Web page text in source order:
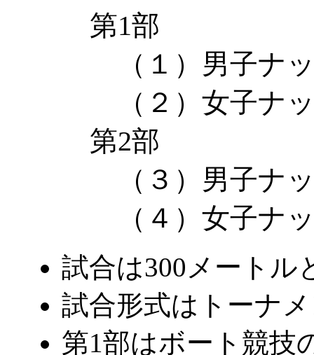
第1部
（１）男子ナッ
（２）女子ナッ
第2部
（３）男子ナッ
（４）女子ナッ
試合は300メートル
試合形式はトーナ
第1部はボート競技